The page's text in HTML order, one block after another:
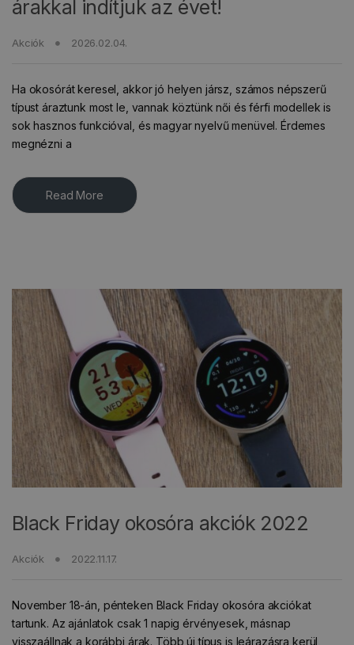
árakkal indítjuk az évet!
Akciók 2026.02.04.
Ha okosórát keresel, akkor jó helyen jársz, számos népszerű
típust áraztunk most le, vannak köztünk női és férfi modellek is
sok hasznos funkcióval, és magyar nyelvű menüvel. Érdemes
megnézni a
Read More
Black Friday okosóra akciók 2022
Akciók 2022.11.17.
November 18-án, pénteken Black Friday okosóra akciókat
tartunk. Az ajánlatok csak 1 napig érvényesek, másnap
visszaállnak a korábbi árak. Több új típus is leárazásra kerül,